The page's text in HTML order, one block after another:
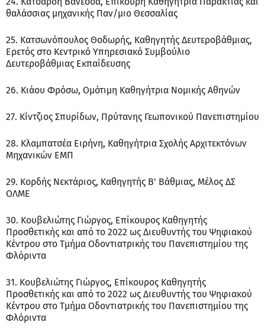
θαλάσσιας μηχανικής Παν/μιο Θεσσαλίας
25. Κατσωνόπουλος Θοδωρής, Καθηγητής Δευτεροβάθμιας,
Ερετός στο Κεντρικό Υπηρεσιακό Συμβούλιο
Δευτεροβάθμιας Εκπαίδευσης
26. Κιάου Φρόσω, Ομότιμη Καθηγήτρια Νομικής Αθηνών
27. Κίντζιος Σπυρίδων, Πρύτανης Γεωπονικού Πανεπιστημίου
28. Κλαμπατσέα Ειρήνη, Καθηγήτρια Σχολής Αρχιτεκτόνων
Μηχανικών ΕΜΠ
29. Κορδής Νεκτάριος, Καθηγητής Β' Βάθμιας, Μέλος ΔΣ
ΟΛΜΕ
30. Κουβελιώτης Γιώργος, Επίκουρος Καθηγητής
Προσθετικής και από το 2022 ως Διευθυντής του Ψηφιακού
Κέντρου στο Τμήμα Οδοντιατρικής του Πανεπιστημίου της
Φλόριντα
31. Κουβελιώτης Γιώργος, Επίκουρος Καθηγητής
Προσθετικής και από το 2022 ως Διευθυντής του Ψηφιακού
Κέντρου στο Τμήμα Οδοντιατρικής του Πανεπιστημίου της
Φλόριντα